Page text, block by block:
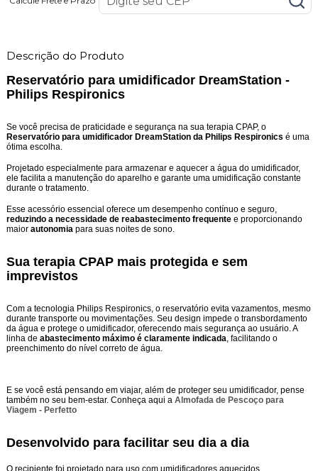
Descrição do Produto
Reservatório para umidificador DreamStation -
Philips Respironics
Se você precisa de praticidade e segurança na sua terapia CPAP, o
Reservatório para umidificador DreamStation da Philips Respironics é uma
ótima escolha.
Projetado especialmente para armazenar e aquecer a água do umidificador,
ele facilita a manutenção do aparelho e garante uma umidificação constante
durante o tratamento.
Esse acessório essencial oferece um desempenho contínuo e seguro,
reduzindo a necessidade de reabastecimento frequentee proporcionando
maior autonomia para suas noites de sono.
Sua terapia CPAP mais protegida e sem
imprevistos
Com a tecnologia Philips Respironics, o reservatório evita vazamentos, mesmo
durante transporte ou movimentações. Seu design impede o transbordamento
da água e protege o umidificador, oferecendo mais segurança ao usuário. A
linha de abastecimento máximo é claramente indicada, facilitando o
preenchimento do nível correto de água.
E se você está pensando em viajar, além de proteger seu umidificador, pense
também no seu bem-estar. Conheça aqui a Almofada de Pescoço para
Viagem - Perfetto
Desenvolvido para facilitar seu dia a dia
O recipiente foi projetado para uso com umidificadores aquecidos